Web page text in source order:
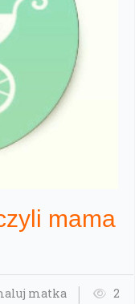
mama
matka
2